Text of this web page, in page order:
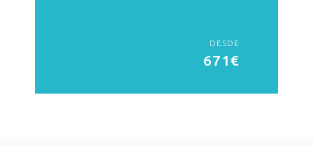
DESDE
671€